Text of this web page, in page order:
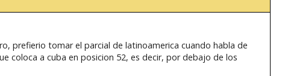
prefierio tomar el parcial de latinoamerica cuando habla de
coloca a cuba en posicion 52, es decir, por debajo de los